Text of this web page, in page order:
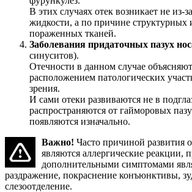
В этих случаях отек возникает не из-
жидкости, а по причине структурных
пораженных тканей.
Заболевания придаточных пазух
синуситов).
Отечности в данном случае
расположением патологических
зрения.
И сами отеки развиваются не в
распространяются от гайморовых
появляются изначально.
Важно! Часто причиной развития
являются аллергические реакции,
дополнительными симптомами
раздражение, покраснение конъюнктивы,
слезоотделение.